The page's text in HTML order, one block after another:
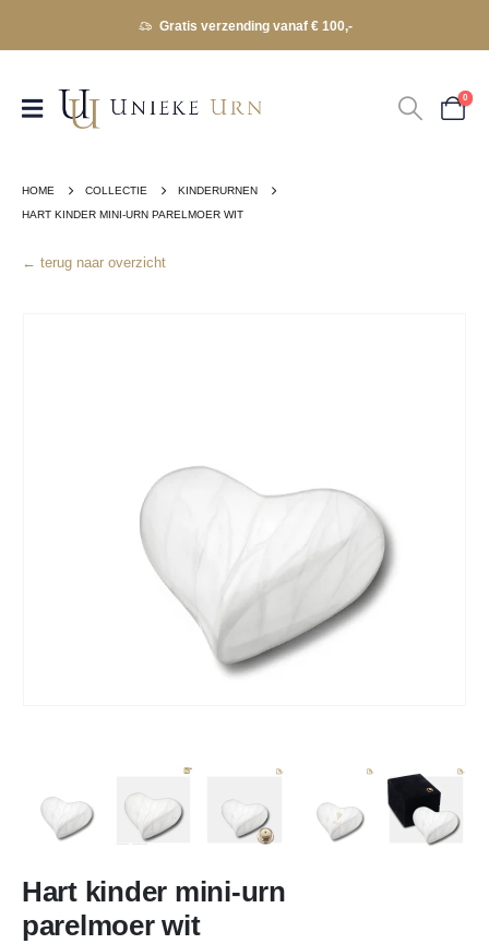
Gratis verzending vanaf € 100,-
0
HOME COLLECTIE
KINDERURNEN
HART KINDER MINI-URN PARELMOER WIT
← terug naar overzicht
Hart kinder mini-urn
parelmoer wit